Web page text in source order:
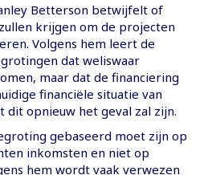
Betterson betwijfelt of
krijgen om de projecten
Volgens hem leert de
dat weliswaar
maar dat de financiering
financiële situatie van
dit opnieuw het geval zal zijn.
gebaseerd moet zijn op
inkomsten en niet op
hem wordt vaak verwezen